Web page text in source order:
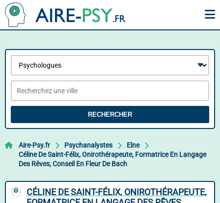
RECHERCHER
Aire-Psy.fr Psychanalystes
Elne
Céline De Saint-Félix, Onirothérapeute, Formatrice En Langage
Des Rêves, Conseil En Fleur De Bach
CÉLINE DE SAINT-FÉLIX, ONIROTHÉRAPEUTE,